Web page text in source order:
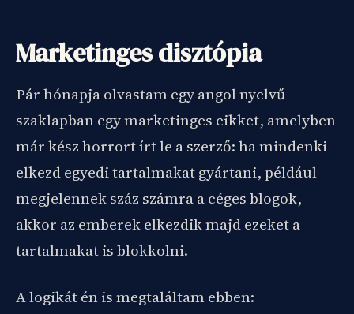
Marketinges disztópia
Pár hónapja olvastam egy angol nyelvű
szaklapban egy marketinges cikket, amelyben
már kész horrort írt le a szerző: ha mindenki
elkezd egyedi tartalmakat gyártani, például
megjelennek száz számra a céges blogok,
akkor az emberek elkezdik majd ezeket a
tartalmakat is blokkolni.
A logikát én is megtaláltam ebben: